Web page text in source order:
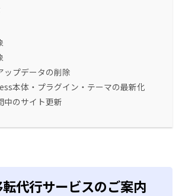
ップデータの削除
本体・プラグイン・テーマの最新化
中のサイト更新
代行サービスのご案内